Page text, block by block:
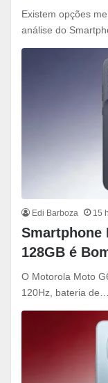
Existem opções
análise do
Edi Barboza 15
Smartphone
128GB é
O Motorola Moto
120Hz, bateria de…